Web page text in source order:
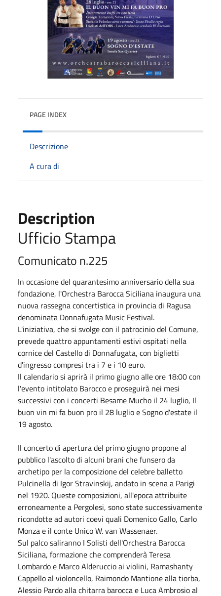
PAGE INDEX
Descrizione
A cura di
Description
Ufficio Stampa
Comunicato n.225
In occasione del quarantesimo anniversario della sua
fondazione, l'Orchestra Barocca Siciliana inaugura una
nuova rassegna concertistica in provincia di Ragusa
denominata Donnafugata Music Festival.
L'iniziativa, che si svolge con il patrocinio del Comune,
prevede quattro appuntamenti estivi ospitati nella
cornice del Castello di Donnafugata, con biglietti
d'ingresso compresi tra i 7 e i 10 euro.
Il calendario si aprirà il primo giugno alle ore 18:00 con
l'evento intitolato Barocco e proseguirà nei mesi
successivi con i concerti Besame Mucho il 24 luglio, Il
buon vin mi fa buon pro il 28 luglio e Sogno d'estate il
19 agosto.
Il concerto di apertura del primo giugno propone al
pubblico l'ascolto di alcuni brani che funsero da
archetipo per la composizione del celebre balletto
Pulcinella di Igor Stravinskij, andato in scena a Parigi
nel 1920. Queste composizioni, all'epoca attribuite
erroneamente a Pergolesi, sono state successivamente
ricondotte ad autori coevi quali Domenico Gallo, Carlo
Monza e il conte Unico W. van Wassenaer.
Sul palco saliranno I Solisti dell'Orchestra Barocca
Siciliana, formazione che comprenderà Teresa
Lombardo e Marco Alderuccio ai violini, Ramashanty
Cappello al violoncello, Raimondo Mantione alla tiorba,
Alessio Pardo alla chitarra barocca e Luca Ambrosio al